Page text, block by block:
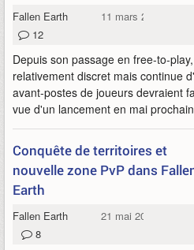
Fallen Earth
11 mars 2014
12
Depuis son passage en free-to-
relativement discret mais continue
avant-postes de joueurs devraient
vue d'un lancement en mai
Conquête de territoires et
nouvelle zone PvP dans
Earth
Fallen Earth
21 mai 2012
8